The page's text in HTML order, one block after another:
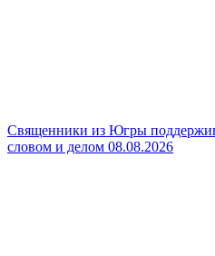
Священники из Югры
словом и делом 08.08.2026